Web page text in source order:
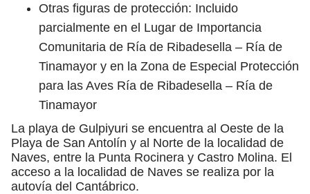
Otras figuras de protección: Incluido
parcialmente en el Lugar de Importancia
Comunitaria de Ría de Ribadesella – Ría de
Tinamayor y en la Zona de Especial Protección
para las Aves Ría de Ribadesella – Ría de
Tinamayor
La playa de Gulpiyuri se encuentra al Oeste de la
Playa de San Antolín y al Norte de la localidad de
Naves, entre la Punta Rocinera y Castro Molina. El
acceso a la localidad de Naves se realiza por la
autovía del Cantábrico.